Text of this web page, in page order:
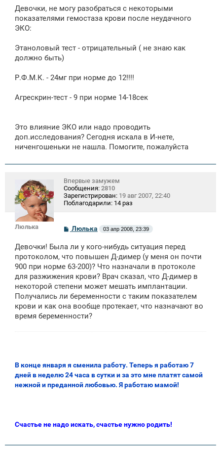
б
щ
н
Девочки, не могу разобраться с некоторыми
показателями гемостаза крови после неудачного
ЭКО:
Этаноловый тест - отрицательный ( не знаю как
должно быть)
Р.Ф.М.К. - 24мг при норме до 12!!!!
Агрескрин-тест - 9 при норме 14-18сек
Это влияние ЭКО или надо проводить
доп.исследования? Сегодня искала в И-нете,
ниченгошеньки не нашла. Помогите, пожалуйста
Люлька
Впервые замужем
Сообщения: 2810
Зарегистрирован: 19 авг 2007, 22:40
Поблагодарили: 14 раз
С
о
б
щ
н
и
Люлька 03 апр 2008, 23:39
Девочки! Была ли у кого-нибудь ситуация перед
протоколом, что повышен Д-димер (у меня он почти
900 при норме 63-200)? Что назначали в протоколе
для разжижения крови? Врач сказал, что Д-димер в
некоторой степени может мешать имплантации.
Получались ли беременности с таким показателем
крови и как она вообще протекает, что назначают во
время беременности?
В конце января я сменила работу. Теперь я работаю 7
дней в неделю 24 часа в сутки и за это мне платят самой
нежной и преданной любовью. Я работаю мамой!
Счастье не надо искать, счастье нужно родить!